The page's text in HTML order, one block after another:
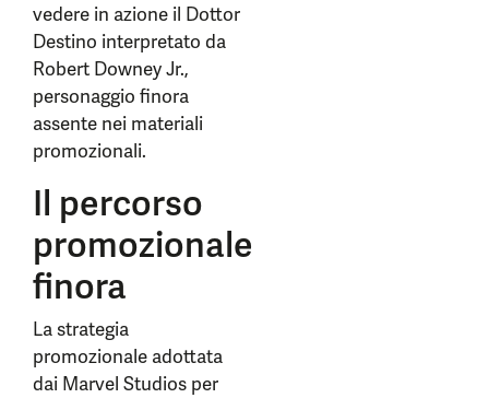
vedere in azione il Dottor
Destino interpretato da
Robert Downey Jr.,
personaggio finora
assente nei materiali
promozionali.
Il percorso
promozionale
finora
La strategia
promozionale adottata
dai Marvel Studios per